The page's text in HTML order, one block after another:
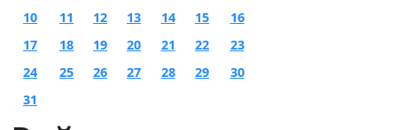
10
11 12 13 14 15
16
17
18 19 20 21 22
23
24
25 26 27 28 29
30
31